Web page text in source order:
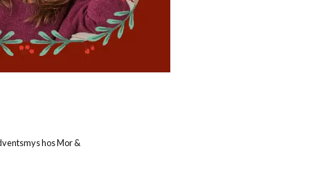
hos Mor &